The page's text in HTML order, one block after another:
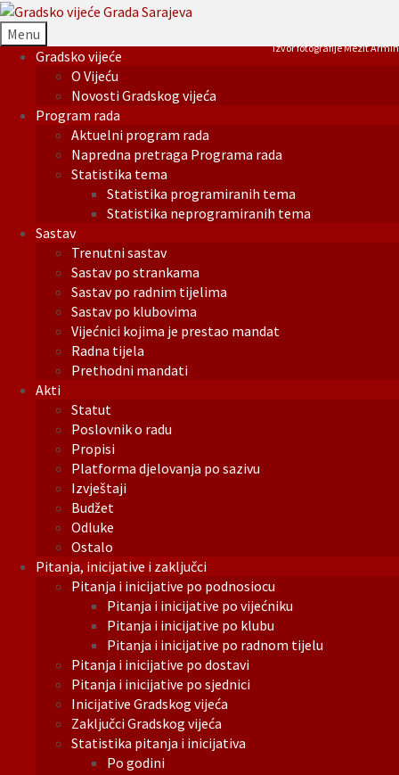
Menu
Gradsko vijeće
O Vijeću
Novosti Gradskog vijeća
Program rada
Aktuelni program rada
Napredna pretraga Programa rada
Statistika tema
Statistika programiranih tema
Statistika neprogramiranih tema
Sastav
Trenutni sastav
Sastav po strankama
Sastav po radnim tijelima
Sastav po klubovima
Vijećnici kojima je prestao mandat
Radna tijela
Prethodni mandati
Akti
Statut
Poslovnik o radu
Propisi
Platforma djelovanja po sazivu
Izvještaji
Budžet
Odluke
Ostalo
Pitanja, inicijative i zaključci
Pitanja i inicijative po podnosiocu
Pitanja i inicijative po vijećniku
Pitanja i inicijative po klubu
Pitanja i inicijative po radnom tijelu
Pitanja i inicijative po dostavi
Pitanja i inicijative po sjednici
Inicijative Gradskog vijeća
Zaključci Gradskog vijeća
Statistika pitanja i inicijativa
Po godini
Izvor fotografije Mezit Armin